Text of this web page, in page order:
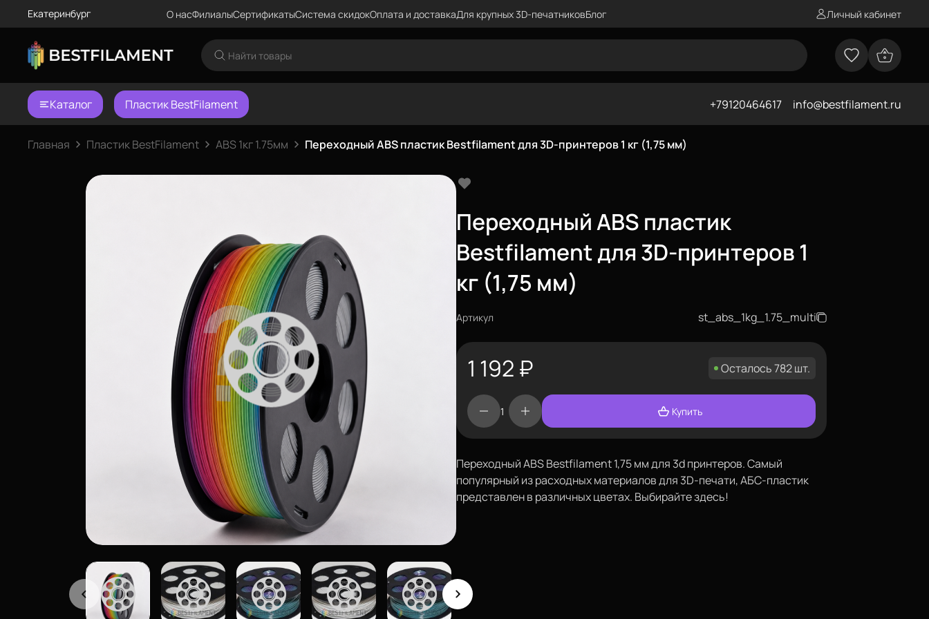
Екатеринбург О насФилиалыСертификатыСистема скидокОплата и доставкаДля крупных 3D-печатниковБлог Личный кабинет
Каталог Пластик BestFilament +79120464617 info@bestfilament.ru
Главная Пластик BestFilament ABS 1кг 1.75мм Переходный ABS пластик Bestfilament для 3D-принтеров 1 кг (1,75 мм)
Переходный ABS пластик
Bestfilament для 3D-принтеров 1
кг (1,75 мм)
Артикул st_abs_1kg_1.75_multi
1 192 ₽ Осталось 782 шт.
Купить
Переходный ABS Bestfilament 1,75 мм для 3d принтеров. Самый
популярный из расходных материалов для 3D-печати, АБС-пластик
представлен в различных цветах. Выбирайте здесь!